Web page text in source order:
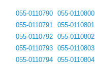
055-0110790
055-0110791
055-0110792
055-0110793
055-0110794
055-0110800
055-0110801
055-0110802
055-0110803
055-0110804